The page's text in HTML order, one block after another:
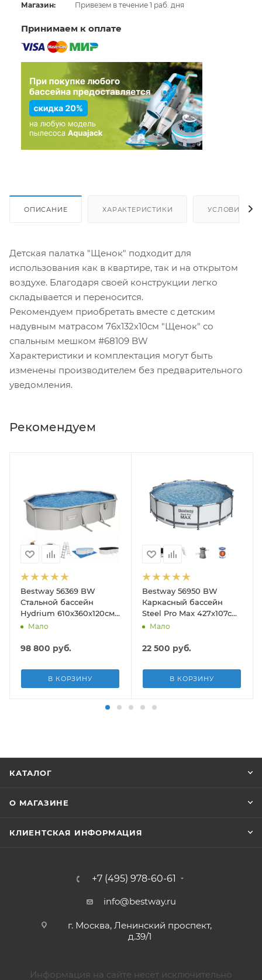
Магазин:
Привезем в течение 1 раб. дня
Принимаем к оплате
ОПИСАНИЕ ХАРАКТЕРИСТИКИ УСЛОВИЯ
Детская палатка "Щенок" подходит для
использования как в квартире, так и на открытом
воздухе. Благодаря своей конструкции легко
складывается и переносится.
Рекомендуем приобретать вместе с детским
надувным матрасом 76х132х10см "Щенок" со
спальным мешком #68109 BW
Характеристики и комплектация могут быть
изменены производителем без предварительного
уведомления.
Рекомендуем
Bestway 56369 BW
Стальной бассейн
Hydrium 610х360х120см,
19929л, песч.фил.-нас
подст.
Мало
98 800 руб.
В КОРЗИНУ
Bestway 56950 BW
Каркасный бассейн
Steel Pro Max 427х107см,
13030л, фил.-насос
Мало
22 500 руб.
В КОРЗИНУ
КАТАЛОГ
О МАГАЗИНЕ
КЛИЕНТСКАЯ ИНФОРМАЦИЯ
+7 (495) 978-60-61
info@bestway.ru
г. Москва, Ленинский проспект,
д.39/1
Информация на сайте несёт исключительно